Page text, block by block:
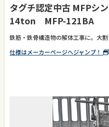
タグチ認定中古 MFPシ
14ton MFP-121BA
鉄筋・鉄骨構造物の解体工事に。大
仕様はメーカーページへジャンプ！